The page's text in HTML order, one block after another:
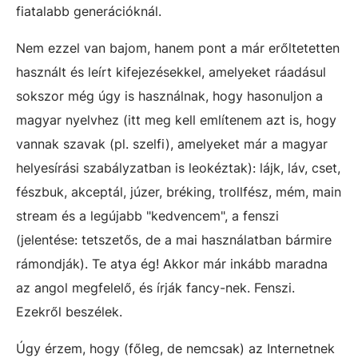
fiatalabb generációknál.
Nem ezzel van bajom, hanem pont a már erőltetetten
használt és leírt kifejezésekkel, amelyeket ráadásul
sokszor még úgy is használnak, hogy hasonuljon a
magyar nyelvhez (itt meg kell említenem azt is, hogy
vannak szavak (pl. szelfi), amelyeket már a magyar
helyesírási szabályzatban is leokéztak): lájk, láv, cset,
fészbuk, akceptál, júzer, bréking, trollfész, mém, main
stream és a legújabb "kedvencem", a fenszi
(jelentése: tetszetős, de a mai használatban bármire
rámondják). Te atya ég! Akkor már inkább maradna
az angol megfelelő, és írják fancy-nek. Fenszi.
Ezekről beszélek.
Úgy érzem, hogy (főleg, de nemcsak) az Internetnek